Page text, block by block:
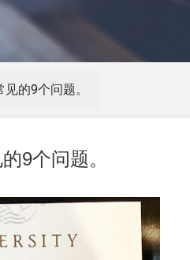
的9个问题。
9个问题。